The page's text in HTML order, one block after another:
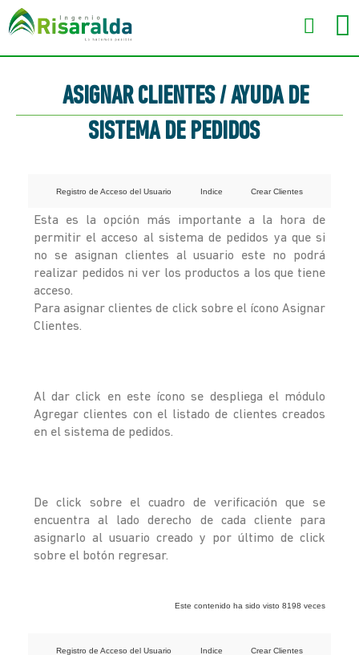
ASIGNAR CLIENTES / AYUDA DE
SISTEMA DE PEDIDOS
Registro de Acceso del Usuario Crear Clientes
Indice
Esta es la opción más importante a la hora de
permitir el acceso al sistema de pedidos ya que si
no se asignan clientes al usuario este no podrá
realizar pedidos ni ver los productos a los que tiene
acceso.
Para asignar clientes de click sobre el ícono Asignar
Clientes.
Al dar click en este ícono se despliega el módulo
Agregar clientes con el listado de clientes creados
en el sistema de pedidos.
De click sobre el cuadro de verificación que se
encuentra al lado derecho de cada cliente para
asignarlo al usuario creado y por último de click
sobre el botón regresar.
Este contenido ha sido visto 8198 veces
Registro de Acceso del Usuario Crear Clientes
Indice